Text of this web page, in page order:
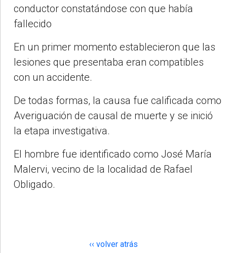
conductor constatándose con que había
fallecido
En un primer momento establecieron que las
lesiones que presentaba eran compatibles
con un accidente.
De todas formas, la causa fue calificada como
Averiguación de causal de muerte y se inició
la etapa investigativa.
El hombre fue identificado como José María
Malervi, vecino de la localidad de Rafael
Obligado.
‹‹ volver atrás